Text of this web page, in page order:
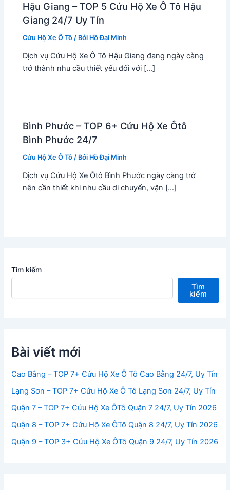
Hậu Giang – TOP 5 Cứu Hộ Xe Ô Tô Hậu
Giang 24/7 Uy Tín
Cứu Hộ Xe Ô Tô / Bởi Hồ Đại Minh
Dịch vụ Cứu Hộ Xe Ô Tô Hậu Giang đang ngày càng
trở thành nhu cầu thiết yếu đối với […]
Bình Phước – TOP 6+ Cứu Hộ Xe Ôtô
Bình Phước 24/7
Cứu Hộ Xe Ô Tô / Bởi Hồ Đại Minh
Dịch vụ Cứu Hộ Xe Ôtô Bình Phước ngày càng trở
nên cần thiết khi nhu cầu di chuyển, vận […]
Tìm kiếm
Tìm
kiếm
Bài viết mới
Cao Bằng – TOP 7+ Cứu Hộ Xe Ô Tô Cao Bằng 24/7, Uy Tín
Lạng Sơn – TOP 7+ Cứu Hộ Xe Ô Tô Lạng Sơn 24/7, Uy Tín
Quận 7 – TOP 7+ Cứu Hộ Xe ÔTô Quận 7 24/7, Uy Tín 2026
Quận 8 – TOP 7+ Cứu Hộ Xe ÔTô Quận 8 24/7, Uy Tín 2026
Quận 9 – TOP 3+ Cứu Hộ Xe ÔTô Quận 9 24/7, Uy Tín 2026